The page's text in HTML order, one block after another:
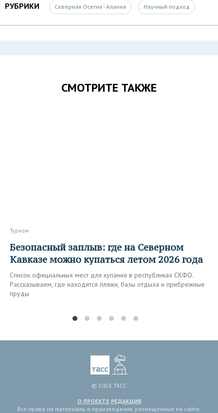
РУБРИКИ Северная Осетия - Алания Научный подход
СМОТРИТЕ ТАКЖЕ
Туризм
Безопасный заплыв: где на Северном
Кавказе можно купаться летом 2026 года
Список официальных мест для купания в республиках СКФО.
Рассказываем, где находятся пляжи, базы отдыха и прибрежные
пруды
© 2026 ТАСС
О ПРОЕКТЕ РЕДАКЦИЯ
Все права на материалы и произведения, размещенные на сайте,